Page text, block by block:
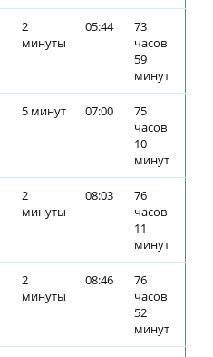
2
минуты
05:44
73
часов
59
минут
5 минут 07:00
75
часов
10
минут
2
минуты
08:03
76
часов
11
минут
2
минуты
08:46
76
часов
52
минут